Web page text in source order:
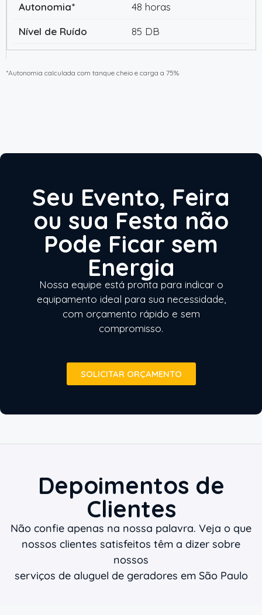
48 horas
85 DB
*Autonomia calculada com tanque cheio e carga a 75%
Seu Evento, Feira
ou sua Festa não
Pode Ficar sem
Energia
Nossa equipe está pronta para indicar o
equipamento ideal para sua necessidade,
com orçamento rápido e sem
compromisso.
SOLICITAR ORÇAMENTO
Depoimentos de
Clientes
Não confie apenas na nossa palavra. Veja o que
nossos clientes satisfeitos têm a dizer sobre
nossos
serviços de aluguel de geradores em São Paulo